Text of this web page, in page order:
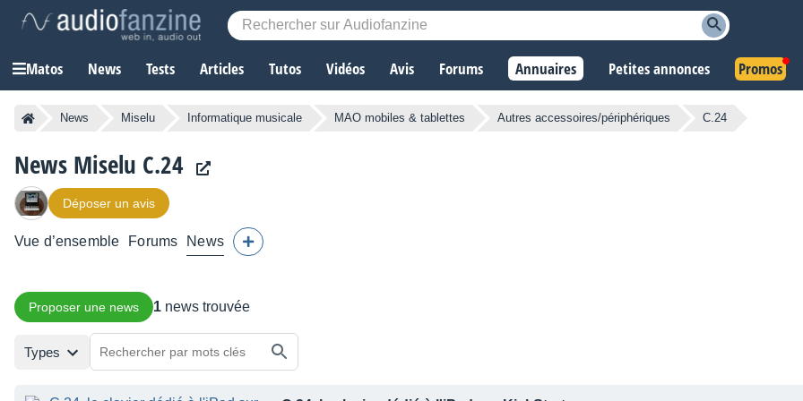
Matos News Tests Articles Tutos Vidéos Avis Forums Annuaires Petites annonces Promos
News Miselu Informatique musicale MAO mobiles & tablettes Autres accessoires/périphériques C.24
News Miselu C.24
Déposer un avis
Vue d’ensemble Forums News
Proposer une news 1 news trouvée
Types